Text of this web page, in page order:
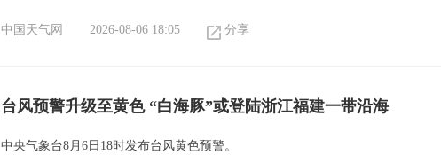
中国天气网 2026-08-06 18:05 分享
台风预警升级至黄色 “白海豚”或登陆浙江福建一带沿海
中央气象台8月6日18时发布台风黄色预警。